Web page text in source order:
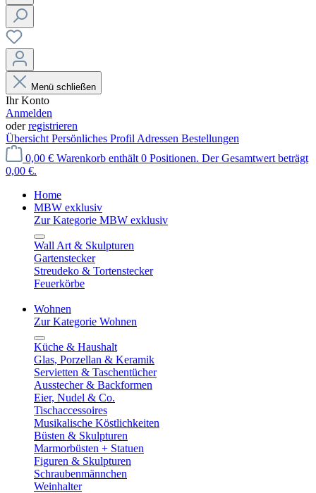
Menü schließen
Ihr Konto
Anmelden
oderregistrieren
Übersicht Persönliches Profil Adressen Bestellungen
0,00 € Warenkorb enthält 0 Positionen. Der Gesamtwert beträgt
0,00 €.
Home
MBW exklusiv
Zur Kategorie MBW exklusiv
Wall Art & Skulpturen
Gartenstecker
Streudeko & Tortenstecker
Feuerkörbe
Wohnen
Zur Kategorie Wohnen
Küche & Haushalt
Glas, Porzellan & Keramik
Servietten & Taschentücher
Ausstecher & Backformen
Eier, Nudel & Co.
Tischaccessoires
Musikalische Köstlichkeiten
Büsten & Skulpturen
Marmorbüsten + Statuen
Figuren & Skulpturen
Schraubenmännchen
Weinhalter